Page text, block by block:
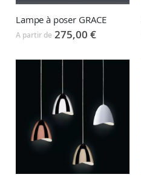
Lampe à poser GRACE
A partir de 275,00 €